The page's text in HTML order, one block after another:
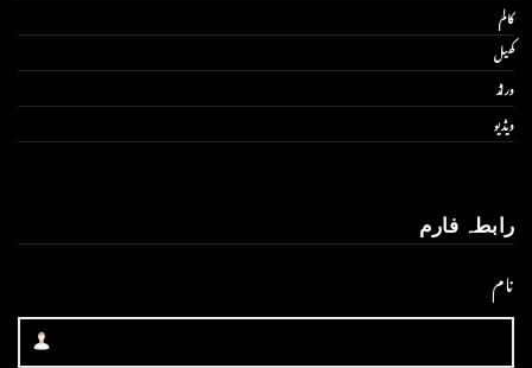
کالم
کھیل
ورلڈ
ویڈیو
رابطہ فارم
نام